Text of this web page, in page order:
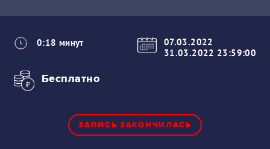
0:18 минут
07.03.2022
31.03.2022 23:59:00
Бесплатно
ЗАПИСЬ ЗАКОНЧИЛАСЬ